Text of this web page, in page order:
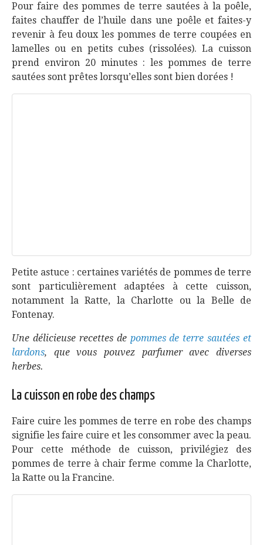
Pour faire des pommes de terre sautées à la poêle,
faites chauffer de l’huile dans une poêle et faites-y
revenir à feu doux les pommes de terre coupées en
lamelles ou en petits cubes (rissolées). La cuisson
prend environ 20 minutes : les pommes de terre
sautées sont prêtes lorsqu’elles sont bien dorées !
Petite astuce : certaines variétés de pommes de terre
sont particulièrement adaptées à cette cuisson,
notamment la Ratte, la Charlotte ou la Belle de
Fontenay.
Une délicieuse recettes de pommes de terre sautées et
lardons, que vous pouvez parfumer avec diverses
herbes.
La cuisson en robe des champs
Faire cuire les pommes de terre en robe des champs
signifie les faire cuire et les consommer avec la peau.
Pour cette méthode de cuisson, privilégiez des
pommes de terre à chair ferme comme la Charlotte,
la Ratte ou la Francine.